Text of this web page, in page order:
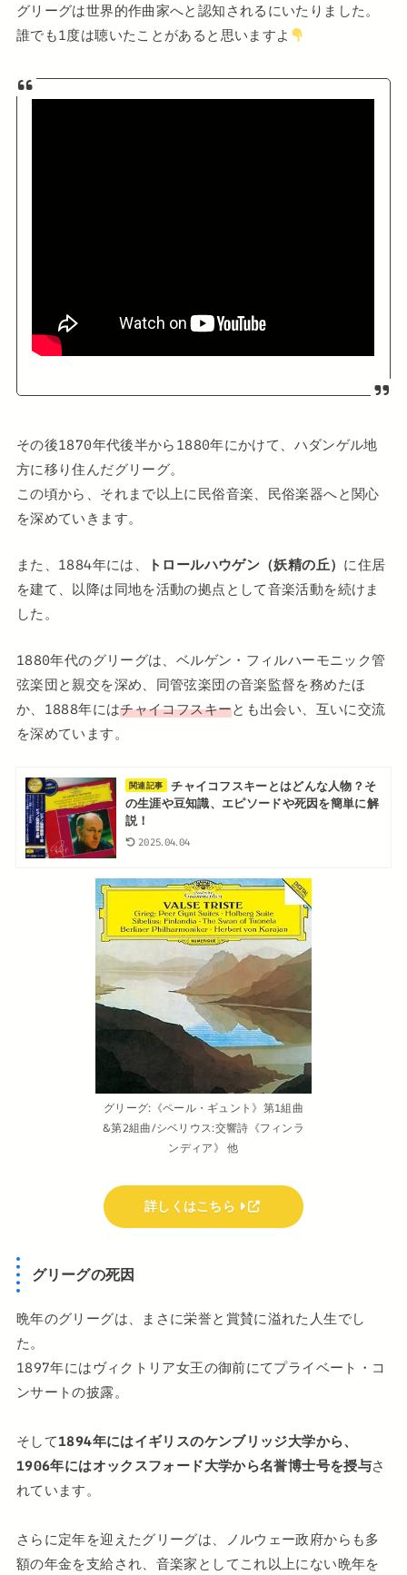
グリーグは世界的作曲家へと認知されるにいたりました。
誰でも1度は聴いたことがあると思いますよ
その後1870年代後半から1880年にかけて、ハダンゲル地
方に移り住んだグリーグ。
この頃から、それまで以上に民俗音楽、民俗楽器へと関心
を深めていきます。
また、1884年には、 トロールハウゲン（妖精の丘） に住居
を建て、以降は同地を活動の拠点として音楽活動を続けま
した。
1880年代のグリーグは、ベルゲン・フィルハーモニック管
弦楽団と親交を深め、同管弦楽団の音楽監督を務めたほ
か、1888年にはチャイコフスキーとも出会い、互いに交流
を深めています。
関連記事
チャイコフスキーとはどんな人物？そ
の生涯や豆知識、エピソードや死因を簡単に解
説！
2025.04.04
グリーグ:《ペール・ギュント》第1組曲
&第2組曲/シベリウス:交響詩《フィンラ
ンディア》 他
詳しくはこちら
グリーグの死因
晩年のグリーグは、まさに栄誉と賞賛に溢れた人生でし
た。
1897年にはヴィクトリア女王の御前にてプライベート・コ
ンサートの披露。
そして1894年にはイギリスのケンブリッジ大学から、
1906年にはオックスフォード大学から名誉博士号を授与さ
れています。
さらに定年を迎えたグリーグは、ノルウェー政府からも多
額の年金を支給され、音楽家としてこれ以上にない晩年を